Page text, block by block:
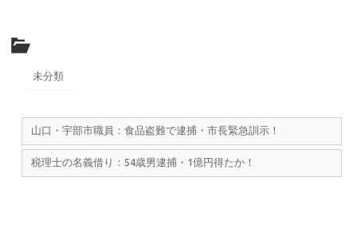
未分類
山口・宇部市職員：食品盗難で逮捕・市長緊急訓示！
税理士の名義借り：54歳男逮捕・1億円得たか！